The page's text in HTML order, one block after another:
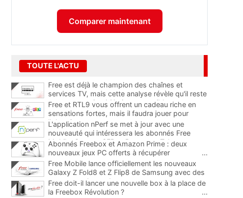
Comparer maintenant
TOUTE L'ACTU
Free est déjà le champion des chaînes et
services TV, mais cette analyse révèle qu'il reste
encore au moins 141 ajouts possibles
Free et RTL9 vous offrent un cadeau riche en
sensations fortes, mais il faudra jouer pour
l'obtenir
L'application nPerf se met à jour avec une
nouveauté qui intéressera les abonnés Free
Mobile, Orange, SFR et Bouygues Telecom
Abonnés Freebox et Amazon Prime : deux
nouveaux jeux PC offerts à récupérer
...
Free Mobile lance officiellement les nouveaux
Galaxy Z Fold8 et Z Flip8 de Samsung avec des
promos et des cadeaux
...
Free doit-il lancer une nouvelle box à la place de
la Freebox Révolution ?
...